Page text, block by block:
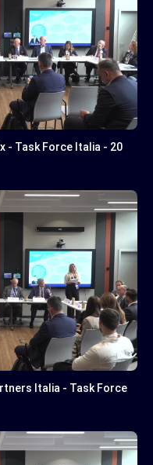
- Task Force Italia - 20
Italia - Task Force